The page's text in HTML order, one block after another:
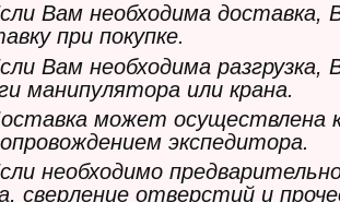
Вам необходима
при покупке.
Вам необходима
манипулятора или крана.
может осуществлена
экспедитора.
необходимо
сверление отверстий и